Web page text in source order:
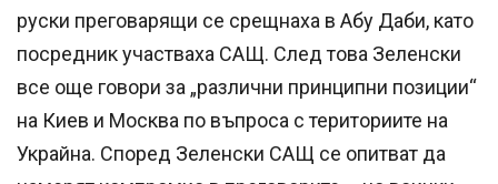
руски преговарящи се срещнаха в Абу Даби, като
посредник участваха САЩ. След това Зеленски
все още говори за „различни принципни позиции“
на Киев и Москва по въпроса с териториите на
Украйна. Според Зеленски САЩ се опитват да